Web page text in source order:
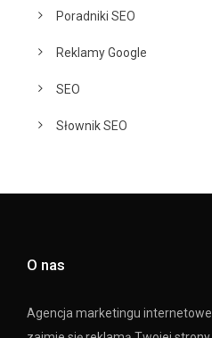
Poradniki SEO
Reklamy Google
SEO
Słownik SEO
O nas
Agencja marketingu